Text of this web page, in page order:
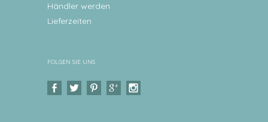
Händler werden
Lieferzeiten
FOLGEN SIE UNS